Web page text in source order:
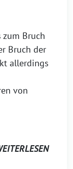
zum Bruch
Bruch der
allerdings
von